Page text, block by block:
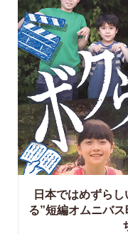
日本ではめずらし
る”短編オムニバ